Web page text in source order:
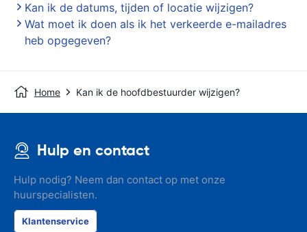
Kan ik de datums, tijden of locatie wijzigen?
Wat moet ik doen als ik het verkeerde e-mailadres
heb opgegeven?
Home Kan ik de hoofdbestuurder wijzigen?
Hulp en contact
Hulp nodig? Neem dan contact op met onze
huurspecialisten.
Klantenservice